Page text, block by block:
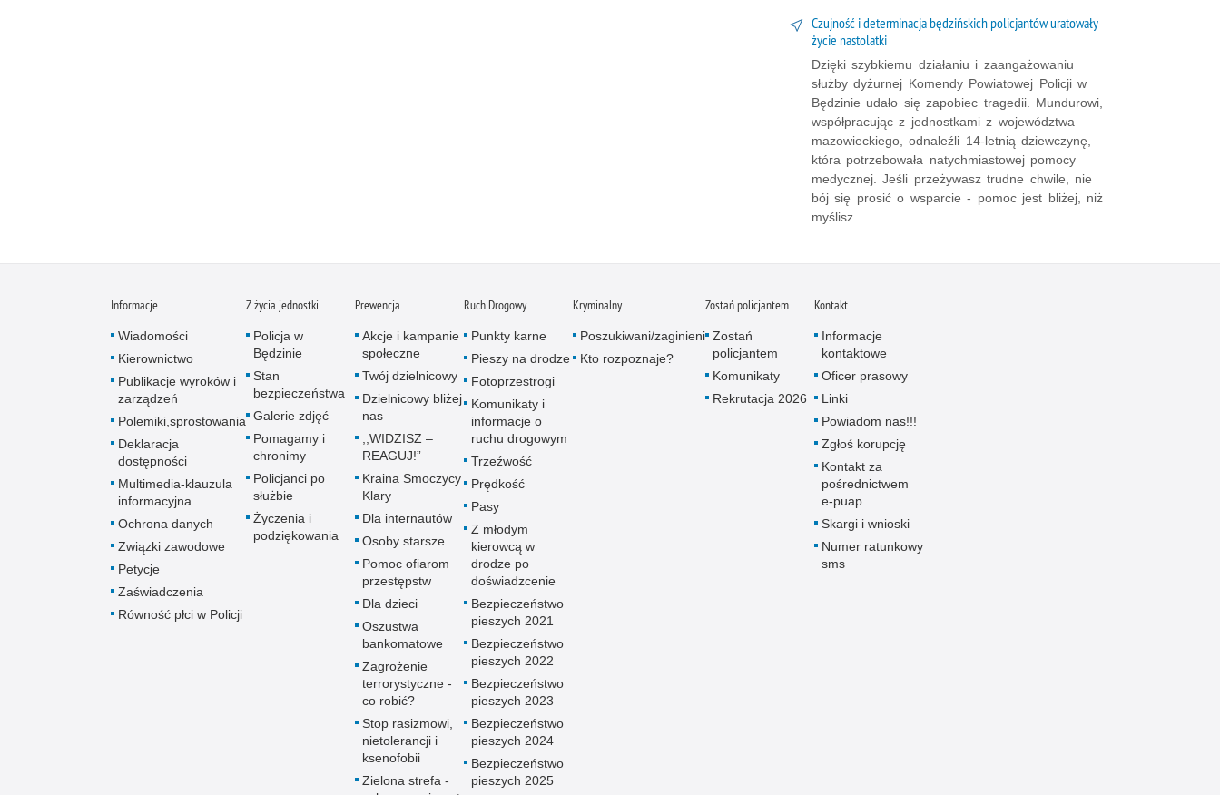
Czujność i determinacja będzińskich policjantów uratowały
życie nastolatki
Dzięki szybkiemu działaniu i zaangażowaniu
służby dyżurnej Komendy Powiatowej Policji w
Będzinie udało się zapobiec tragedii. Mundurowi,
współpracując z jednostkami z województwa
mazowieckiego, odnaleźli 14-letnią dziewczynę,
która potrzebowała natychmiastowej pomocy
medycznej. Jeśli przeżywasz trudne chwile, nie
bój się prosić o wsparcie - pomoc jest bliżej, niż
myślisz.
Informacje
Wiadomości
Kierownictwo
Publikacje wyro­ków i
zarządzeń
Polemiki,sprostowania
Deklaracja
dostępności
Multimedia-klauzula
informacyjna
Ochrona danych
Związki zawodowe
Petycje
Zaświadczenia
Równość płci w Policji
Z życia jednostki
Policja w
Będzinie
Stan
bezpieczeństwa
Galerie zdjęć
Pomagamy i
chronimy
Policjanci po
służbie
Życzenia i
podziękowania
Prewencja
Akcje i kampanie
społeczne
Twój dzielnicowy
Dzielnicowy bliżej
nas
,,WIDZISZ –
REAGUJ!”
Kraina Smoczycy
Klary
Dla internautów
Osoby starsze
Pomoc ofiarom
przestępstw
Dla dzieci
Oszustwa
bankomatowe
Zagrożenie
terrorystyczne -
co robić?
Stop rasizmowi,
nietolerancji i
ksenofobii
Zielona strefa -
Ruch Drogowy
Punkty karne
Pieszy na drodze
Fotoprzestrogi
Komunikaty i
informacje o
ruchu drogowym
Trzeźwość
Prędkość
Pasy
Z młodym
kierowcą w
drodze po
doświadzcenie
Bezpieczeństwo
pieszych 2021
Bezpieczeństwo
pieszych 2022
Bezpieczeństwo
pieszych 2023
Bezpieczeństwo
pieszych 2024
Bezpieczeństwo
pieszych 2025
Kryminalny
Poszukiwani/zaginieni
Kto rozpoznaje?
Zostań policjantem
Zostań
policjantem
Komunikaty
Rekrutacja 2026
Kontakt
Informacje
kontaktowe
Oficer prasowy
Linki
Powiadom nas!!!
Zgłoś korupcję
Kontakt za
pośrednictwem
e-puap
Skargi i wnioski
Numer ratunkowy
sms